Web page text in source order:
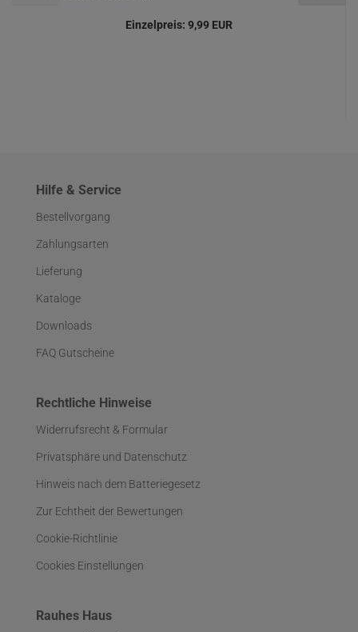
Einzelpreis: 9,99 EUR
Hilfe & Service
Bestellvorgang
Zahlungsarten
Lieferung
Kataloge
Downloads
FAQ Gutscheine
Rechtliche Hinweise
Widerrufsrecht & Formular
Privatsphäre und Datenschutz
Hinweis nach dem Batteriegesetz
Zur Echtheit der Bewertungen
Cookie-Richtlinie
Cookies Einstellungen
Rauhes Haus